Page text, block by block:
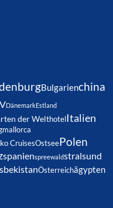
Bulgarienchina
DänemarkEstland
der WelthotelItalien
mallorca
CruisesOstseePolen
spanienspreewaldstralsund
Österreichägypten